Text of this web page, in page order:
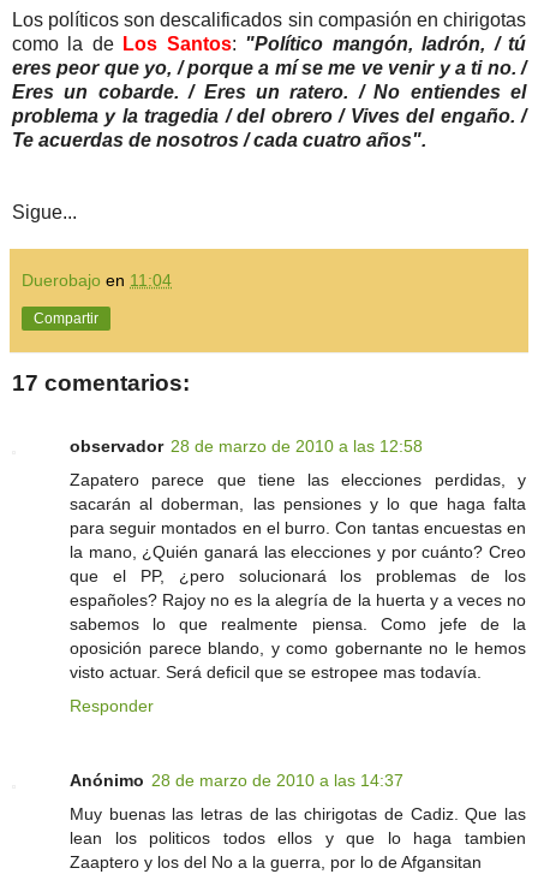
Los políticos son descalificados sin compasión en chirigotas
como la de Los Santos: "Político mangón, ladrón, / tú
eres peor que yo, / porque a mí se me ve venir y a ti no. /
Eres un cobarde. / Eres un ratero. / No entiendes el
problema y la tragedia / del obrero / Vives del engaño. /
Te acuerdas de nosotros / cada cuatro años".
Sigue...
Duerobajo en 11:04
Compartir
17 comentarios:
observador 28 de marzo de 2010 a las 12:58
Zapatero parece que tiene las elecciones perdidas, y
sacarán al doberman, las pensiones y lo que haga falta
para seguir montados en el burro. Con tantas encuestas en
la mano, ¿Quién ganará las elecciones y por cuánto? Creo
que el PP, ¿pero solucionará los problemas de los
españoles? Rajoy no es la alegría de la huerta y a veces no
sabemos lo que realmente piensa. Como jefe de la
oposición parece blando, y como gobernante no le hemos
visto actuar. Será deficil que se estropee mas todavía.
Responder
Anónimo 28 de marzo de 2010 a las 14:37
Muy buenas las letras de las chirigotas de Cadiz. Que las
lean los politicos todos ellos y que lo haga tambien
Zaaptero y los del No a la guerra, por lo de Afgansitan